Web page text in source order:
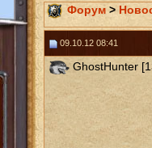
Форум >
09.10.12 08:41
GhostHunter